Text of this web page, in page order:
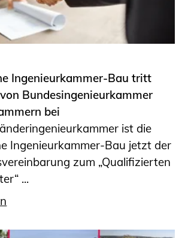
Ingenieurkammer-Bau tritt
Bundesingenieurkammer
bei
ist die
Ingenieurkammer-Bau jetzt der
zum „Qualifizierten
...